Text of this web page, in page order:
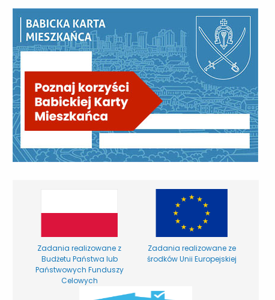
Zadania realizowane z
Budżetu Państwa lub
Państwowych Funduszy
Celowych
Zadania realizowane ze
środków Unii Europejskiej